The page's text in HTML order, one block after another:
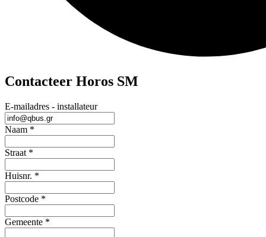
Contacteer Horos SM
E-mailadres - installateur
Naam *
Straat *
Huisnr. *
Postcode *
Gemeente *